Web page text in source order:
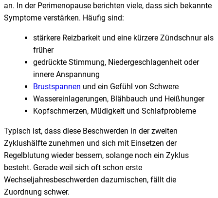
an. In der Perimenopause berichten viele, dass sich bekannte
Symptome verstärken. Häufig sind:
stärkere Reizbarkeit und eine kürzere Zündschnur als
früher
gedrückte Stimmung, Niedergeschlagenheit oder
innere Anspannung
Brustspannen und ein Gefühl von Schwere
Wassereinlagerungen, Blähbauch und Heißhunger
Kopfschmerzen, Müdigkeit und Schlafprobleme
Typisch ist, dass diese Beschwerden in der zweiten
Zyklushälfte zunehmen und sich mit Einsetzen der
Regelblutung wieder bessern, solange noch ein Zyklus
besteht. Gerade weil sich oft schon erste
Wechseljahresbeschwerden dazumischen, fällt die
Zuordnung schwer.